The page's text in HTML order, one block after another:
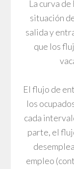
La curva
situación
salida y
que los
El flujo de
los
cada
parte, el
empleo